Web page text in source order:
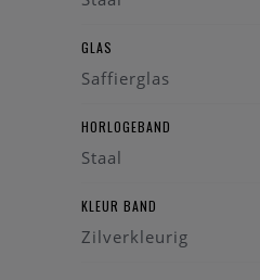
GLAS
Saffierglas
HORLOGEBAND
Staal
KLEUR BAND
Zilverkleurig